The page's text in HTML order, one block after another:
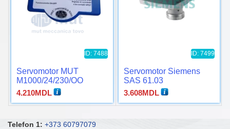
ID: 7488
Servomotor MUT
M1000/24/230/OO
4.210MDL
ID: 7499
Servomotor Siemens
SAS 61.03
3.608MDL
Telefon 1: +373 60797079